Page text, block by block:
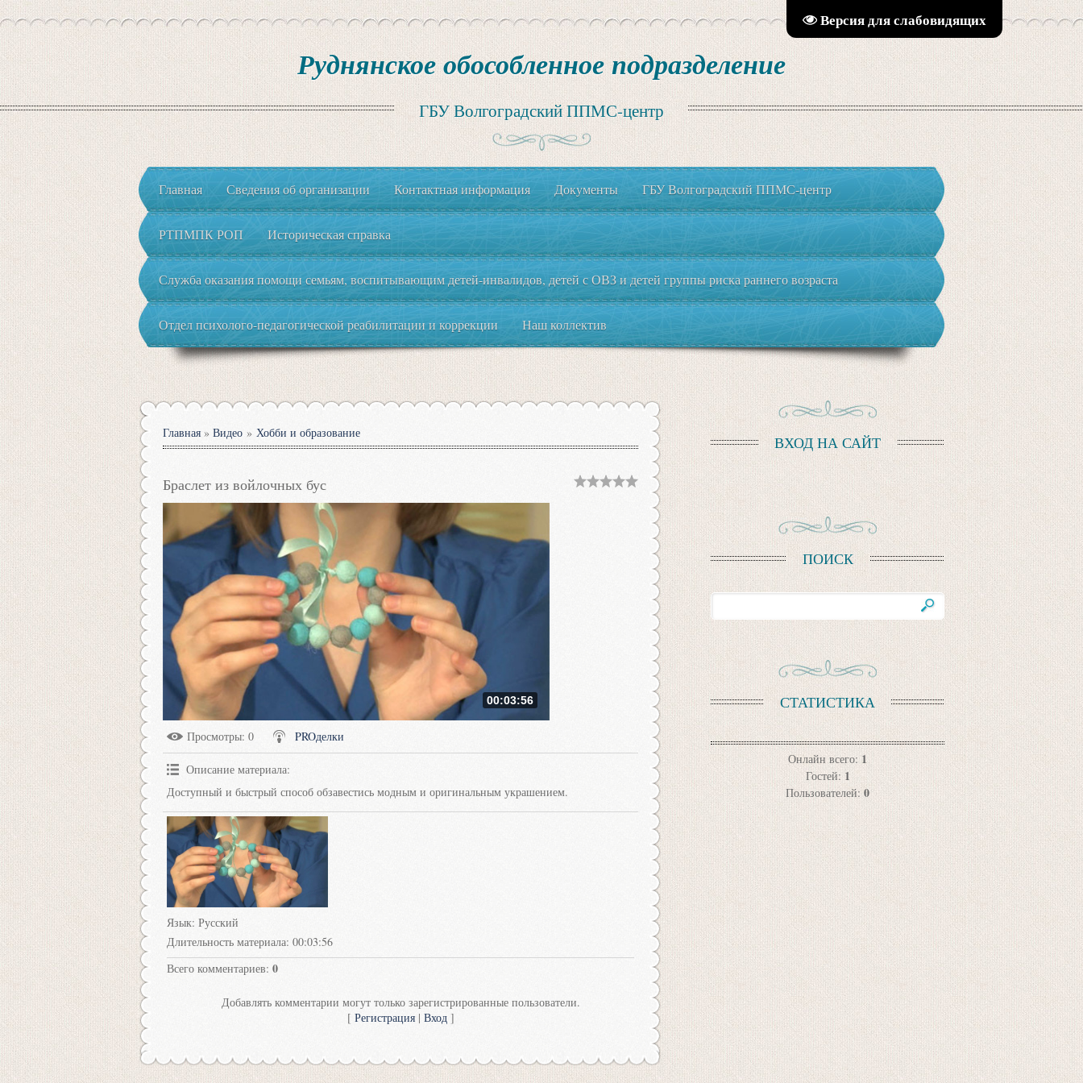
Версия для слабовидящих
Руднянское обособленное подразделение
ГБУ Волгоградский ППМС-центр
Главная Сведения об организации Контактная информация Документы ГБУ Волгоградский ППМС-центр
РТПМПК РОП Историческая справка
Служба оказания помощи семьям, воспитывающим детей-инвалидов, детей с ОВЗ и детей группы риска раннего возраста
Отдел психолого-педагогической реабилитации и коррекции Наш коллектив
Главная » Видео » Хобби и образование
Браслет из войлочных бус
00:03:56
Просмотры: 0 PROделки
Описание материала:
Доступный и быстрый способ обзавестись модным и оригинальным украшением.
Язык: Русский
Длительность материала: 00:03:56
Всего комментариев: 0
Добавлять комментарии могут только зарегистрированные пользователи.
[ Регистрация| Вход]
ВХОД НА САЙТ
ПОИСК
СТАТИСТИКА
Онлайн всего: 1
Гостей: 1
Пользователей:0